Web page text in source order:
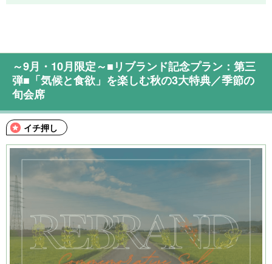
～9月・10月限定～■リブランド記念プラン：第三
弾■「気候と食欲」を楽しむ秋の3大特典／季節の
旬会席
イチ押し